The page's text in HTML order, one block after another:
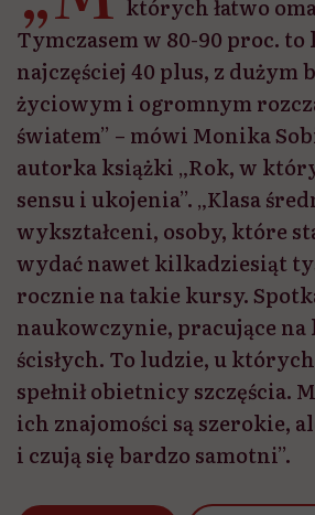
których łatwo
Tymczasem w 80-90 proc. to
najczęściej 40 plus, z dużym
życiowym i ogromnym
światem” – mówi Monika
autorka książki „Rok, w
sensu i ukojenia”. „Klasa
wykształceni, osoby, które
wydać nawet kilkadziesiąt
rocznie na takie kursy.
naukowczynie, pracujące
ścisłych. To ludzie, u
spełnił obietnicy szczęścia.
ich znajomości są szerokie,
i czują się bardzo samotni”.